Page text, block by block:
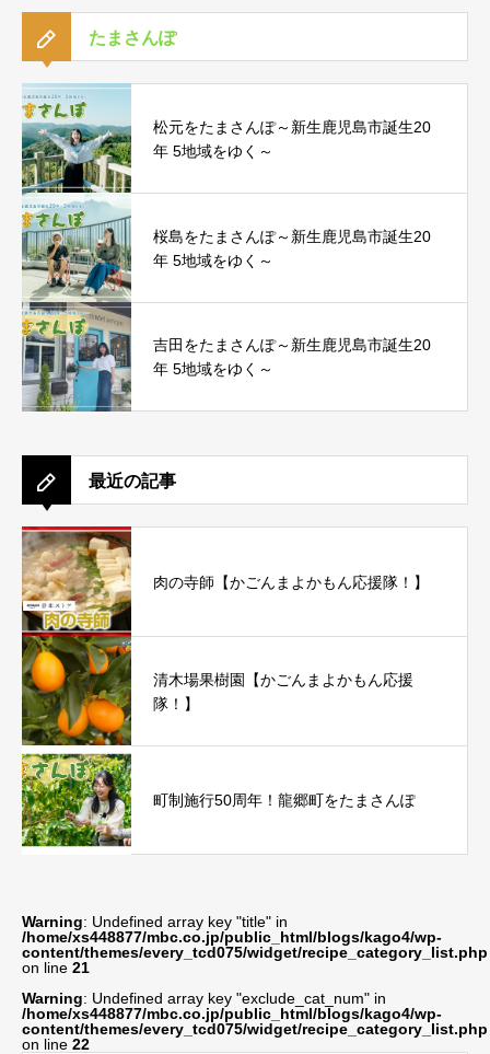
たまさんぽ
松元をたまさんぽ～新生鹿児島市誕生20
年 5地域をゆく～
桜島をたまさんぽ～新生鹿児島市誕生20
年 5地域をゆく～
吉田をたまさんぽ～新生鹿児島市誕生20
年 5地域をゆく～
最近の記事
肉の寺師【かごんまよかもん応援隊！】
清木場果樹園【かごんまよかもん応援
隊！】
町制施行50周年！龍郷町をたまさんぽ
Warning: Undefined array key "title" in
/home/xs448877/mbc.co.jp/public_html/blogs/kago4/wp-
content/themes/every_tcd075/widget/recipe_category_list.php
on line 21
Warning: Undefined array key "exclude_cat_num" in
/home/xs448877/mbc.co.jp/public_html/blogs/kago4/wp-
content/themes/every_tcd075/widget/recipe_category_list.php
on line 22